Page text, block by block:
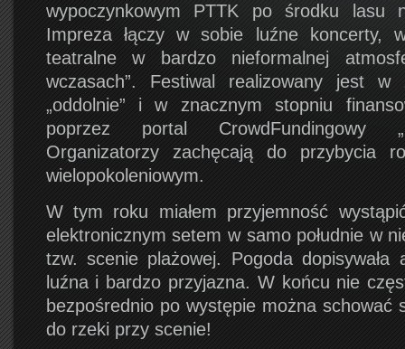
wypoczynkowym PTTK po środku lasu
Impreza łączy w sobie luźne koncerty,
teatralne w bardzo nieformalnej
wczasach”. Festiwal realizowany jest w
„oddolnie” i w znacznym stopniu
poprzez portal CrowdFundingowy
Organizatorzy zachęcają do przybycia
wielopokoleniowym.
W tym roku miałem przyjemność
elektronicznym setem w samo południe w
tzw. scenie plażowej. Pogoda dopisywała
luźna i bardzo przyjazna. W końcu nie
bezpośrednio po występie można schować
do rzeki przy scenie!